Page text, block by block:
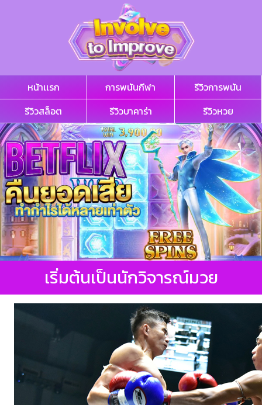
หน้าเเรก การพนันกีฬา
รีวิวการพนัน
รีวิวสล็อต
รีวิวบาคาร่า รีวิวหวย
เริ่มต้นเป็นนักวิจารณ์มวย